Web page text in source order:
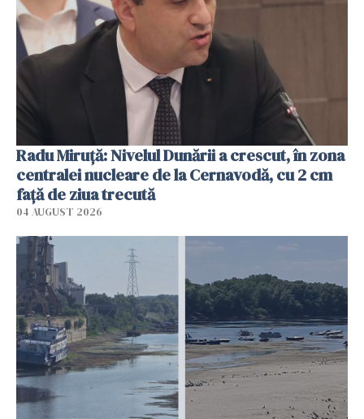
Radu Miruţă: Nivelul Dunării a crescut, în zona
centralei nucleare de la Cernavodă, cu 2 cm
faţă de ziua trecută
04 AUGUST 2026